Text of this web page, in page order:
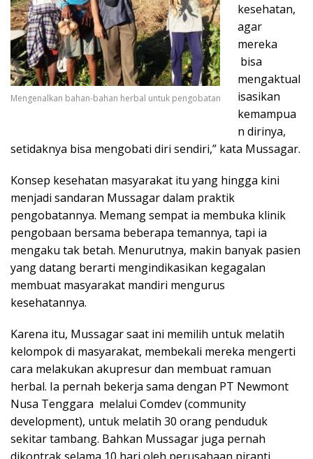
Mengenalkan bahan-bahan herbal untuk pengobatan
kesehatan,
agar
mereka
bisa
mengaktual
isasikan
kemampua
n dirinya,
setidaknya bisa mengobati diri sendiri,” kata Mussagar.
Konsep kesehatan masyarakat itu yang hingga kini
menjadi sandaran Mussagar dalam praktik
pengobatannya. Memang sempat ia membuka klinik
pengobaan bersama beberapa temannya, tapi ia
mengaku tak betah. Menurutnya, makin banyak pasien
yang datang berarti mengindikasikan kegagalan
membuat masyarakat mandiri mengurus
kesehatannya.
Karena itu, Mussagar saat ini memilih untuk melatih
kelompok di masyarakat, membekali mereka mengerti
cara melakukan akupresur dan membuat ramuan
herbal. Ia pernah bekerja sama dengan PT Newmont
Nusa Tenggara melalui Comdev (community
development), untuk melatih 30 orang penduduk
sekitar tambang. Bahkan Mussagar juga pernah